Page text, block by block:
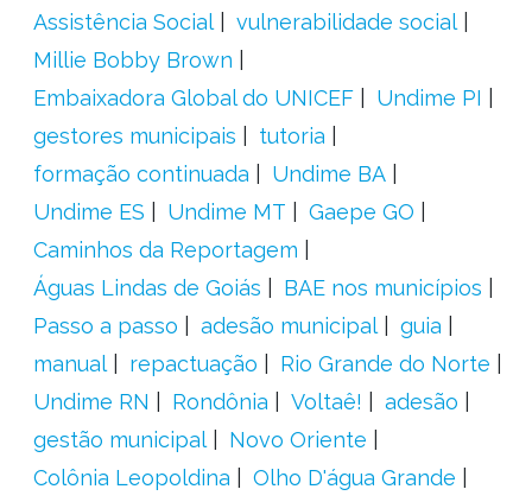
Assistência Social
vulnerabilidade social
Millie Bobby Brown
Embaixadora Global do UNICEF
Undime PI
gestores municipais
tutoria
formação continuada
Undime BA
Undime ES
Undime MT
Gaepe GO
Caminhos da Reportagem
Águas Lindas de Goiás
BAE nos municípios
Passo a passo
adesão municipal
guia
manual
repactuação
Rio Grande do Norte
Undime RN
Rondônia Voltaê!
adesão
gestão municipal
Novo Oriente
Colônia Leopoldina
Olho D'água Grande